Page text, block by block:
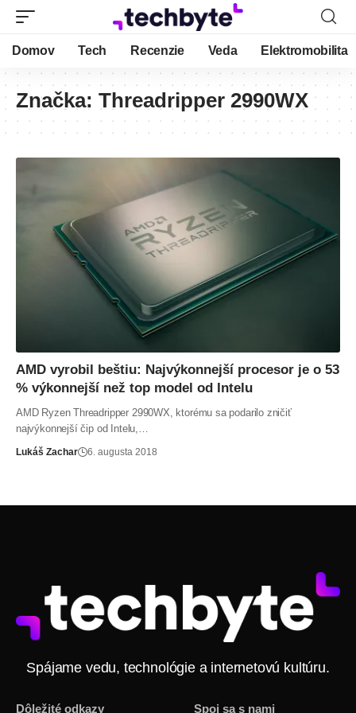
Domov Tech Recenzie Veda Elektromobilita
Značka: Threadripper 2990WX
AMD vyrobil beštiu: Najvýkonnejší procesor je o 53
% výkonnejší než top model od Intelu
AMD Ryzen Threadripper 2990WX, ktorému sa podarilo zničiť
najvýkonnejší čip od Intelu,…
Lukáš Zachar 6. augusta 2018
Spájame vedu, technológie a internetovú kultúru.
Dôležité odkazy Spoj sa s nami